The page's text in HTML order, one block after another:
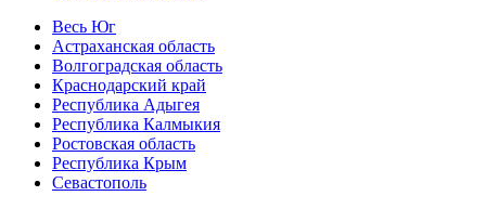
Весь Юг
Астраханская область
Волгоградская область
Краснодарский край
Республика Адыгея
Республика Калмыкия
Ростовская область
Республика Крым
Севастополь